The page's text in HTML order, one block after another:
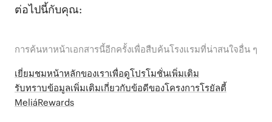
ต่อไปนี้กับคุณ:
การค้นหาหน้าเอกสารนี้อีกครั้งเพื่อสืบค้นโรงแรมที่น่าสนใจอื่น ๆ
เยี่ยมชมหน้าหลักของเราเพื่อดูโปรโมชั่นเพิ่มเติม
รับทราบข้อมูลเพิ่มเติมเกี่ยวกับข้อดีของโครงการโรยัลตี้
MeliáRewards